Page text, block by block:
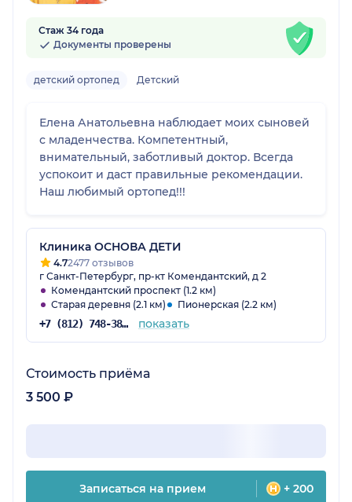
Стаж 34 года
Документы проверены
детский ортопед Детский
Елена Анатольевна наблюдает моих сыновей
с младенчества. Компетентный,
внимательный, заботливый доктор. Всегда
успокоит и даст правильные рекомендации.
Наш любимый ортопед!!!
Клиника ОСНОВА ДЕТИ
4.72477 отзывов
г Санкт-Петербург, пр-кт Комендантский, д 2
Комендантский проспект (1.2 км)
Старая деревня (2.1 км)
Пионерская (2.2 км)
+7 (812) 748-38-87 показать
Стоимость приёма
3 500 ₽
Записаться на прием + 200